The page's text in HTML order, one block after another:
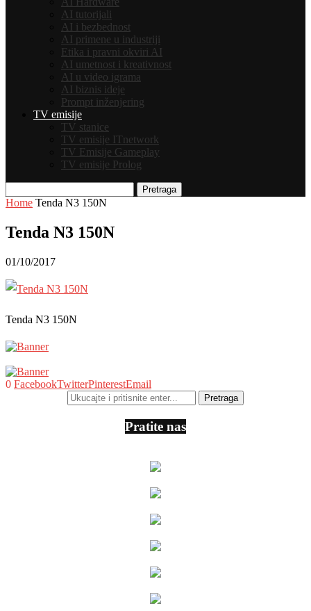
AI tutorijali
AI i bezbednost
AI primene u industriji
Etika i pravni okviri AI
AI umetnost i kreativnost
AI u video igrama
AI biznis ideje
Prompt inženjering
TV emisije
TV stanice
TV emisije ITnetwork
TV Emisije Gameplay
TV emisije Prolog
Pretraga
Home Tenda N3 150N
Tenda N3 150N
01/10/2017
Tenda N3 150N
0 FacebookTwitterPinterestEmail
Pratite nas